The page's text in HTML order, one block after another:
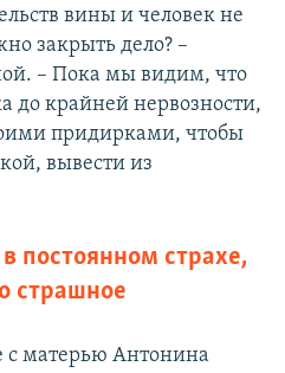
вины и человек не
закрыть дело? –
– Пока мы видим, что
до крайней нервозности,
придирками, чтобы
вывести из
постоянном страхе,
страшное
с матерью Антонина